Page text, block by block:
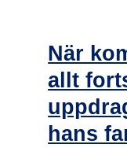
När
allt
hans